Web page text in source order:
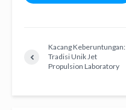
Kacang Keberuntungan:
Tradisi Unik Jet
Propulsion Laboratory